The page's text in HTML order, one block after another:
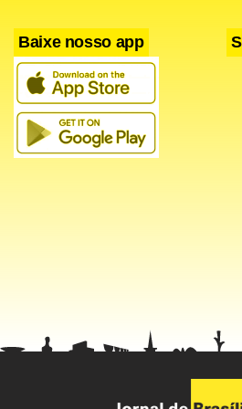
convênios feitos entre dois
Baixe nosso app